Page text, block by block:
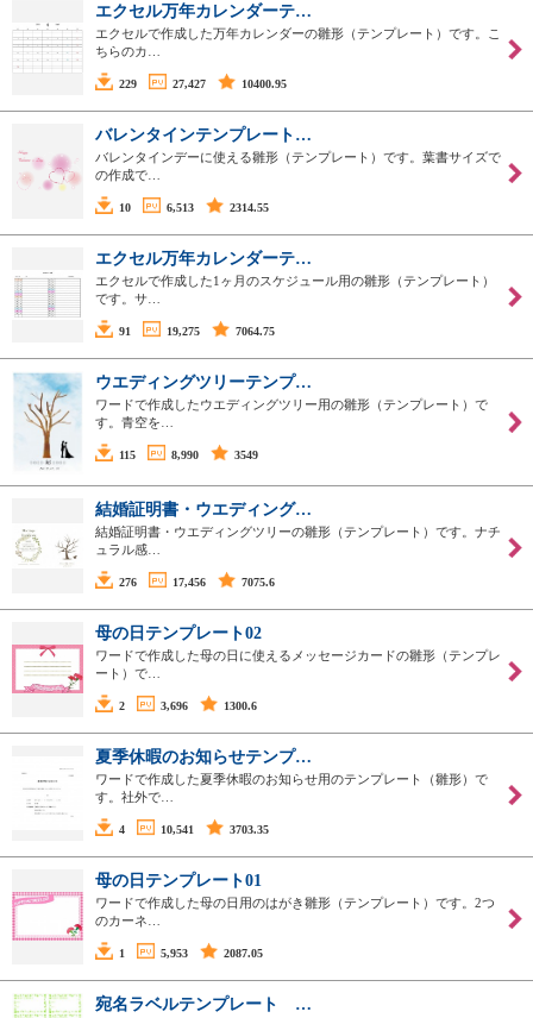
エクセル万年カレンダーテ…
エクセルで作成した万年カレンダーの雛形（テンプレート）です。こ
ちらのカ…
229 27,427 10400.95
バレンタインテンプレート…
バレンタインデーに使える雛形（テンプレート）です。葉書サイズで
の作成で…
10 6,513 2314.55
エクセル万年カレンダーテ…
エクセルで作成した1ヶ月のスケジュール用の雛形（テンプレート）
です。サ…
91 19,275 7064.75
ウエディングツリーテンプ…
ワードで作成したウエディングツリー用の雛形（テンプレート）で
す。青空を…
115 8,990 3549
結婚証明書・ウエディング…
結婚証明書・ウエディングツリーの雛形（テンプレート）です。ナチ
ュラル感…
276 17,456 7075.6
母の日テンプレート02
ワードで作成した母の日に使えるメッセージカードの雛形（テンプレ
ート）で…
2 3,696 1300.6
夏季休暇のお知らせテンプ…
ワードで作成した夏季休暇のお知らせ用のテンプレート（雛形）で
す。社外で…
4 10,541 3703.35
母の日テンプレート01
ワードで作成した母の日用のはがき雛形（テンプレート）です。2つ
のカーネ…
1 5,953 2087.05
宛名ラベルテンプレート …